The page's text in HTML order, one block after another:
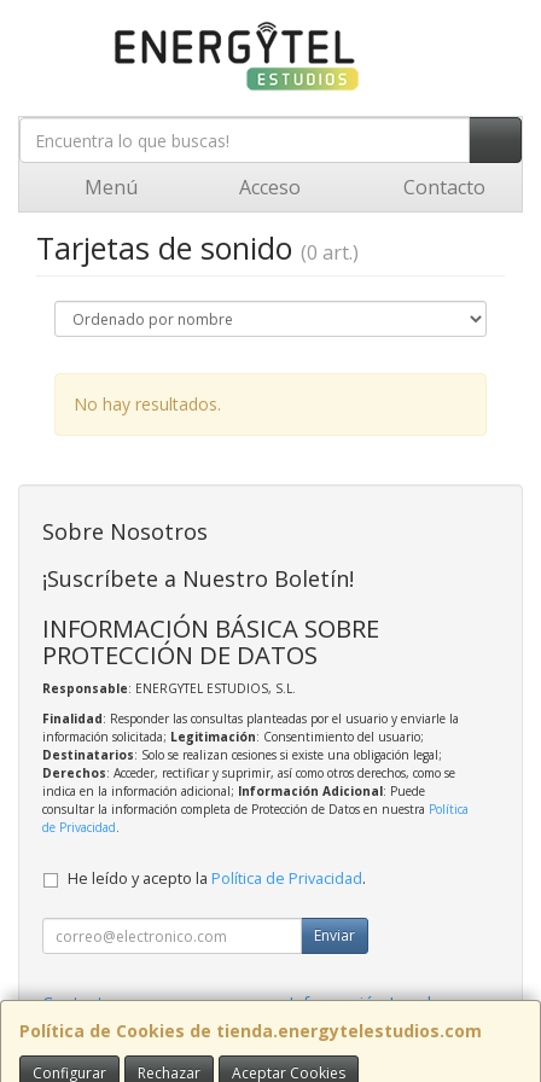
Menú Acceso Contacto
Tarjetas de sonido (0 art.)
No hay resultados.
Política de Cookies de tienda.energytelestudios.com
Configurar Rechazar Aceptar Cookies
Sobre Nosotros
¡Suscríbete a Nuestro Boletín!
INFORMACIÓN BÁSICA SOBRE
PROTECCIÓN DE DATOS
Responsable: ENERGYTEL ESTUDIOS, S.L.
Finalidad: Responder las consultas planteadas por el usuario y enviarle la
información solicitada; Legitimación: Consentimiento del usuario;
Destinatarios: Solo se realizan cesiones si existe una obligación legal;
Derechos: Acceder, rectificar y suprimir, así como otros derechos, como se
indica en la información adicional; Información Adicional: Puede
consultar la información completa de Protección de Datos en nuestra Política
de Privacidad.
He leído y acepto la Política de Privacidad.
Enviar
Contacto
Información Legal
Política Privacidad
Política de Cookies